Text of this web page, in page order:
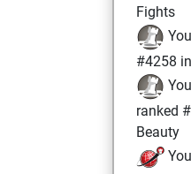
Fights
#4258
ranked
Beauty